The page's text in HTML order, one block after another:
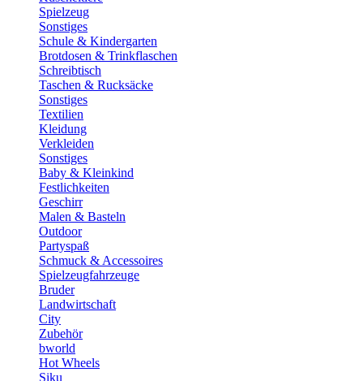
Spielzeug
Sonstiges
Schule & Kindergarten
Brotdosen & Trinkflaschen
Schreibtisch
Taschen & Rucksäcke
Sonstiges
Textilien
Kleidung
Verkleiden
Sonstiges
Baby & Kleinkind
Festlichkeiten
Geschirr
Malen & Basteln
Outdoor
Partyspaß
Schmuck & Accessoires
Spielzeugfahrzeuge
Bruder
Landwirtschaft
City
Zubehör
bworld
Hot Wheels
Siku